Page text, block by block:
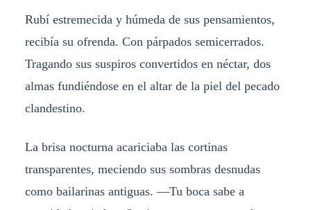
Rubí estremecida y húmeda de sus pensamientos,
recibía su ofrenda. Con párpados semicerrados.
Tragando sus suspiros convertidos en néctar, dos
almas fundiéndose en el altar de la piel del pecado
clandestino.
La brisa nocturna acariciaba las cortinas
transparentes, meciendo sus sombras desnudas
como bailarinas antiguas. —Tu boca sabe a